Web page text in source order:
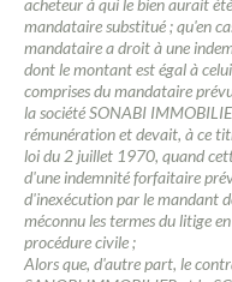
acheteur à qui le bien aurait
mandataire substitué ; qu'en
mandataire a droit à une
dont le montant est égal à
comprises du mandataire
la société SONABI
rémunération et devait, à ce
loi du 2 juillet 1970, quand
d'une indemnité forfaitaire
d'inexécution par le mandant
méconnu les termes du litige
procédure civile ;
Alors que, d'autre part, le